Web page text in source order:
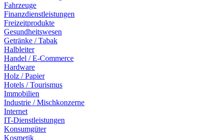
Fahrzeuge
Finanzdienstleistungen
Freizeitprodukte
Gesundheitswesen
Getränke / Tabak
Halbleiter
Handel / E-Commerce
Hardware
Holz / Papier
Hotels / Tourismus
Immobilien
Industrie / Mischkonzerne
Internet
IT-Dienstleistungen
Konsumgüter
Kosmetik